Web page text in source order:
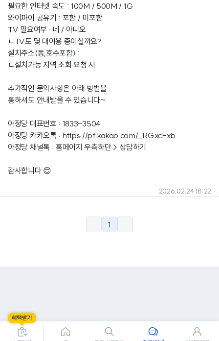
필요한 인터넷 속도 : 100M / 500M / 1G
와이파이 공유기 : 포함 / 미포함
TV 필요여부 : 네 / 아니오
ㄴTV도 몇 대이용 중이실까요?
설치주소(동,호수포함) :
ㄴ설치가능 지역 조회 요청 시
추가적인 문의사항은 아래 방법을
통하셔도 안내받을 수 있습니다~
아정당 대표번호 : 1833-3504
아정당 카카오톡 : https://pf.kakao.com/_RGxcFxb
아정당 채널톡 : 홈페이지 우측하단 > 상담하기
감사합니다 😊
2026.02.24 18:22
1